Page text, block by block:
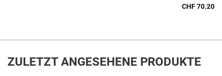
CHF 70.20
ZULETZT ANGESEHENE PRODUKTE